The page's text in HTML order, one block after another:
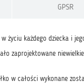
GPSR
życiu każdego dziecka i
zaprojektowane
w całości wykonane